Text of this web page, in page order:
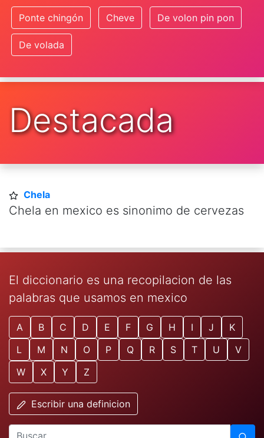
Ponte chingón Cheve De volon pin pon
De volada
Destacada
Chela
Chela en mexico es sinonimo de cervezas
El diccionario es una recopilacion de las
palabras que usamos en mexico
A B C D E F G H I J
K
L
M N O P Q R S T U
V
W
X Y Z
Escribir una definicion